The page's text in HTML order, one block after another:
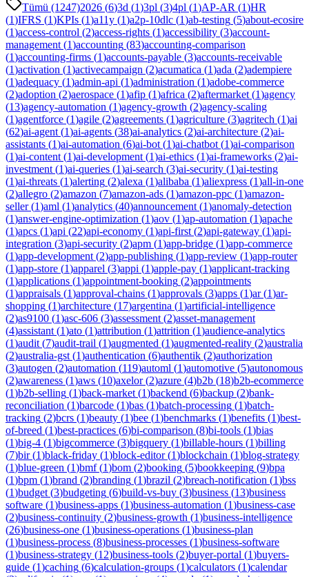
Tümü (1247)2026 (6)3d (1)3pl (3)4pl (1)AP-AR (1)HR
(1)IFRS (1)KPIs (1)a11y (1)a2p-10dlc (1)ab-testing (5)about-ecosire
(1)access-control (2)access-rights (1)accessibility (3)account-
management (1)accounting (83)accounting-comparison
(1)accounting-firms (1)accounts-payable (3)accounts-receivable
(1)activation (1)activecampaign (2)acumatica (1)ada (2)adempiere
(1)adequacy (1)admin-api (1)administration (1)adobe-commerce
(2)adoption (2)aerospace (1)afip (1)africa (2)aftermarket (1)agency
(13)agency-automation (1)agency-growth (2)agency-scaling
(1)agentforce (1)agile (2)agreements (1)agriculture (3)agritech (1)ai
(62)ai-agent (1)ai-agents (38)ai-analytics (2)ai-architecture (2)ai-
assistants (1)ai-automation (6)ai-bot (1)ai-chatbot (1)ai-comparison
(1)ai-content (1)ai-development (1)ai-ethics (1)ai-frameworks (2)ai-
investment (1)ai-queries (1)ai-search (3)ai-security (1)ai-testing
(1)ai-threats (1)alerting (2)alexa (1)alibaba (1)aliexpress (1)all-in-one
(2)allegro (2)amazon (7)amazon-ads (1)amazon-ppc (1)amazon-
seller(1)aml (1)analytics (40)announcement (1)anomaly-detection
(1)answer-engine-optimization (1)aov (1)ap-automation (1)apache
(1)apcs (1)api (22)api-economy (1)api-first (2)api-gateway (1)api-
integration (3)api-security (2)apm (1)app-bridge (1)app-commerce
(1)app-development (2)app-publishing (1)app-review (1)app-router
(1)app-store (1)apparel (3)appi (1)apple-pay (1)applicant-tracking
(1)applications (1)appointment-booking (2)appointments
(1)appraisals (1)approval-chains (1)approvals (3)apps (1)ar(1)ar-
shopping (1)architecture (17)argentina (1)artificial-intelligence
(2)as9100 (1)asc-606 (3)assessment (2)asset-management
(4)assistant (1)ato (1)attribution (1)attrition (1)audience-analytics
(1)audit (7)audit-trail (1)augmented (1)augmented-reality (2)australia
(2)australia-gst (1)authentication (6)authentik (2)authorization
(3)autogen (2)automation (119)automl (1)automotive (5)autonomous
(2)awareness (1)aws (10)axelor(2)azure (4)b2b (18)b2b-ecommerce
(1)b2b-selling (1)back-market (1)backend (6)backup (2)bank-
reconciliation (1)barcode (1)bas (1)batch-processing (1)batch-
tracking (2)bcrs (1)beauty (1)bee (1)benchmarks (1)benefits (1)best-
of-breed (1)best-practices (6)bi-comparison (8)bi-tools (1)bias
(1)big-4 (1)bigcommerce (3)bigquery (1)billable-hours (1)billing
(7)bir(1)black-friday (1)block-editor(1)blockchain (1)blog-strategy
(1)blue-green (1)bmf(1)bom (2)booking (5)bookkeeping (9)bpa
(1)bpm (1)brand (2)branding (1)brazil (2)breach-notification (1)bss
(1)budget (3)budgeting (6)build-vs-buy (3)business (13)business
software (1)business-apps (1)business-automation (1)business-case
(2)business-continuity (2)business-growth (1)business-intelligence
(26)business-one (1)business-operations (1)business-plan
(1)business-process (8)business-processes (1)business-software
(1)business-strategy (12)business-tools (2)buyer-portal (1)buyers-
guide (1)caching (6)calculation-groups (1)calculators (1)calendar